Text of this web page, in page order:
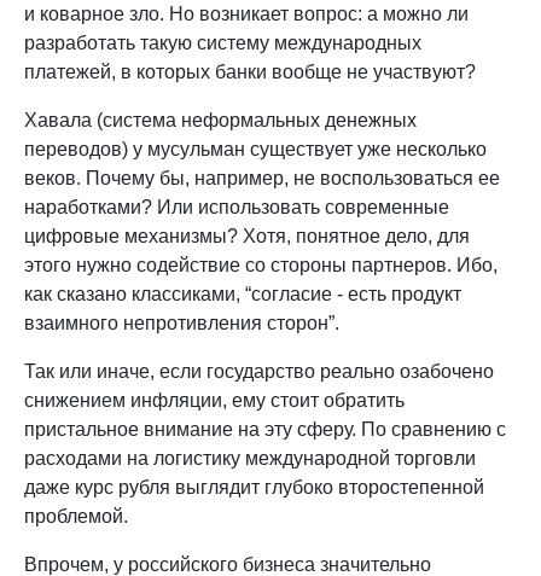
и коварное зло. Но возникает вопрос: а можно ли
разработать такую систему международных
платежей, в которых банки вообще не участвуют?
Хавала (система неформальных денежных
переводов) у мусульман существует уже несколько
веков. Почему бы, например, не воспользоваться ее
наработками? Или использовать современные
цифровые механизмы? Хотя, понятное дело, для
этого нужно содействие со стороны партнеров. Ибо,
как сказано классиками, “согласие - есть продукт
взаимного непротивления сторон”.
Так или иначе, если государство реально озабочено
снижением инфляции, ему стоит обратить
пристальное внимание на эту сферу. По сравнению с
расходами на логистику международной торговли
даже курс рубля выглядит глубоко второстепенной
проблемой.
Впрочем, у российского бизнеса значительно